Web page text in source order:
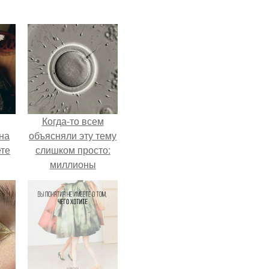
Когда-то всем
объясняли эту тему
слишком просто:
миллионы
сперматозоидов
бегут к цели, а
побеждает самый
быстрый.